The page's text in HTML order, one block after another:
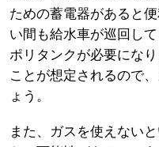
ための蓄電器があると
い間も給水車が巡回し
ポリタンクが必要にな
ことが想定されるので
ょう。
また、ガスを使えない